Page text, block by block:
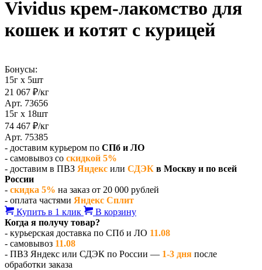
Vividus крем-лакомство для
кошек и котят с курицей
Бонусы:
15г х 5шт
21 067 ₽/кг
Арт. 73656
15г х 18шт
74 467 ₽/кг
Арт. 75385
- доставим курьером по СПб и ЛО
- самовывоз со скидкой 5%
- доставим в ПВЗ Яндекс или СДЭК в Москву и по всей
России
- скидка 5% на заказ от 20 000 рублей
- оплата частями Яндекс Сплит
Купить в 1 клик
В корзину
Когда я получу товар?
- курьерская доставка по СПб и ЛО 11.08
- самовывоз 11.08
- ПВЗ Яндекс или СДЭК по России — 1-3 дня после
обработки заказа